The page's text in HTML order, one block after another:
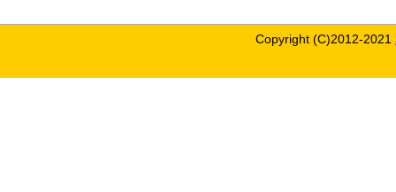
Copyright (C)2012-2021